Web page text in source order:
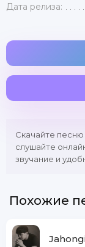
Дата релиза:
Скачайте песню
слушайте
звучание и
Похожие